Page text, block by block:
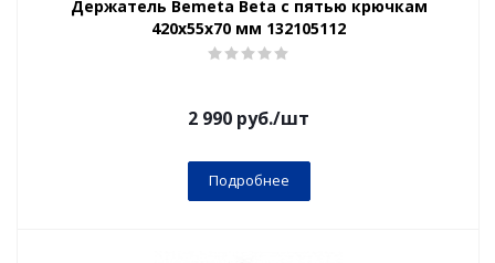
Держатель Bemeta Beta с пятью крючкам
420х55х70 мм 132105112
2 990 руб./шт
Подробнее